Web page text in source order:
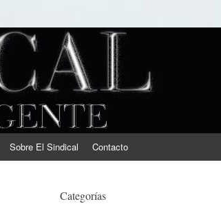
Sobre El Sindical Contacto
Categorías